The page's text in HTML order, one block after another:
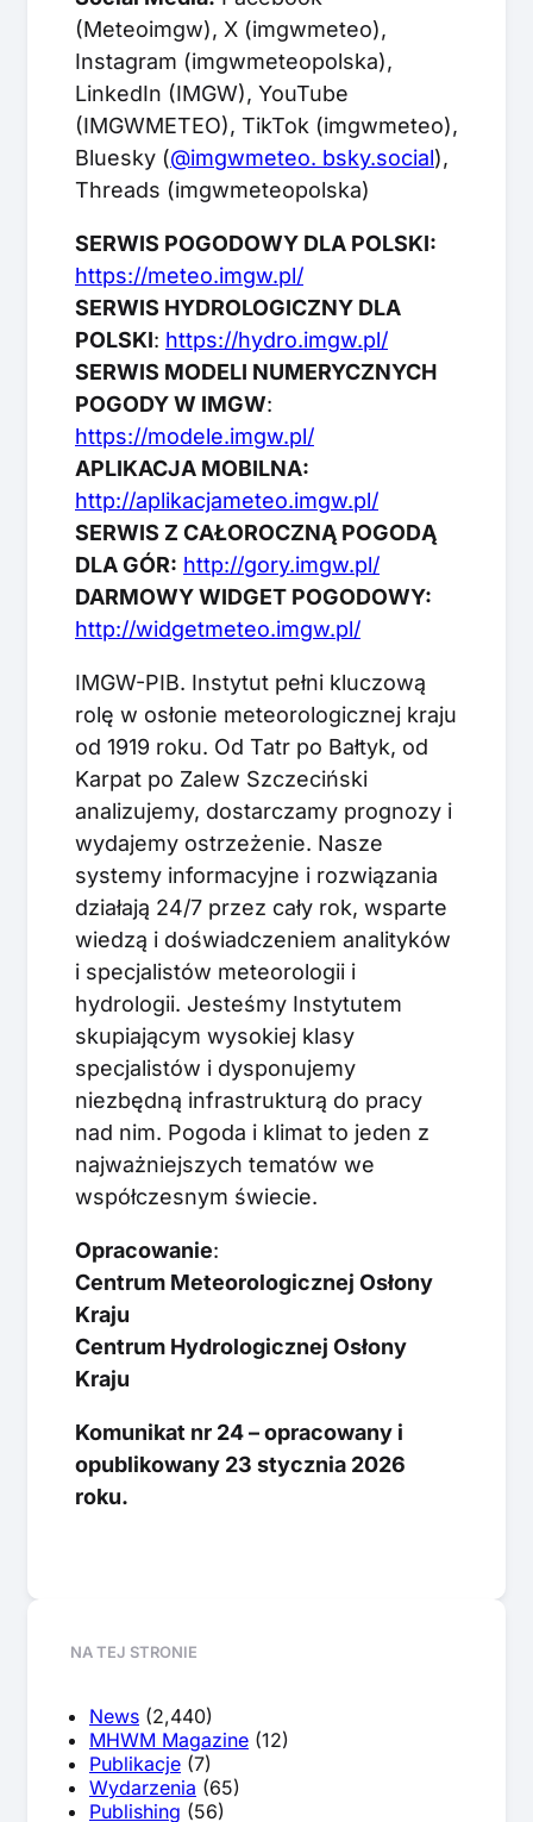
(Meteoimgw), X (imgwmeteo),
Instagram (imgwmeteopolska),
LinkedIn (IMGW), YouTube
(IMGWMETEO), TikTok (imgwmeteo),
Bluesky (@imgwmeteo. bsky.social),
Threads (imgwmeteopolska)
SERWIS POGODOWY DLA POLSKI:
https://meteo.imgw.pl/
SERWIS HYDROLOGICZNY DLA
POLSKI: https://hydro.imgw.pl/
SERWIS MODELI NUMERYCZNYCH
POGODY W IMGW:
https://modele.imgw.pl/
APLIKACJA MOBILNA:
http://aplikacjameteo.imgw.pl/
SERWIS Z CAŁOROCZNĄ POGODĄ
DLA GÓR: http://gory.imgw.pl/
DARMOWY WIDGET POGODOWY:
http://widgetmeteo.imgw.pl/
IMGW-PIB. Instytut pełni kluczową
rolę w osłonie meteorologicznej kraju
od 1919 roku. Od Tatr po Bałtyk, od
Karpat po Zalew Szczeciński
analizujemy, dostarczamy prognozy i
wydajemy ostrzeżenie. Nasze
systemy informacyjne i rozwiązania
działają 24/7 przez cały rok, wsparte
wiedzą i doświadczeniem analityków
i specjalistów meteorologii i
hydrologii. Jesteśmy Instytutem
skupiającym wysokiej klasy
specjalistów i dysponujemy
niezbędną infrastrukturą do pracy
nad nim. Pogoda i klimat to jeden z
najważniejszych tematów we
współczesnym świecie.
Opracowanie:
Centrum Meteorologicznej Osłony
Kraju
Centrum Hydrologicznej Osłony
Kraju
Komunikat nr 24 – opracowany i
opublikowany 23 stycznia 2026
roku.
NA TEJ STRONIE
News (2,440)
MHWM Magazine (12)
Publikacje (7)
Wydarzenia (65)
Publishing (56)